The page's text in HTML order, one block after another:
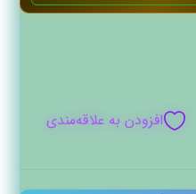
افزودن به علاقه‌مندی